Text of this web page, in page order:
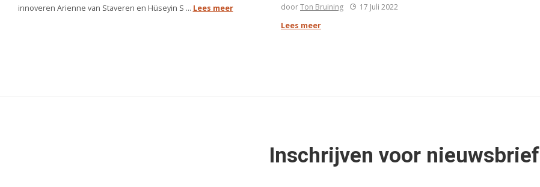
innoveren Arienne van Staveren en Hüseyin S ... Lees meer doorTon Bruining
17 Juli 2022
Lees meer
Inschrijven voor nieuwsbrief